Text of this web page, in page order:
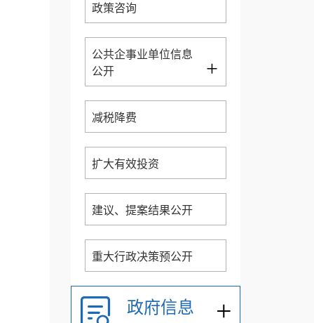
政策咨询
公共企事业单位信息
公开
+
减税降费
扩大有效投资
建议、提案结果公开
重大行政决策预公开
政府信息 +